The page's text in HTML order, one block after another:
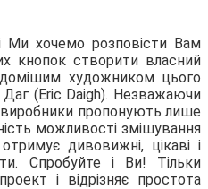
Ми хочемо розповісти Вам
кнопок створити власний
художником цього
(Eric Daigh). Незважаючи
пропонують лише
можливості змішування
дивовижні, цікаві і
Спробуйте і Ви! Тільки
і відрізняє простота